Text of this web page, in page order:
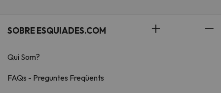
SOBRE ESQUIADES.COM
Qui Som?
FAQs - Preguntes Freqüents